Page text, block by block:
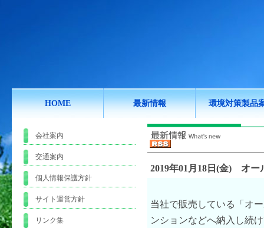
HOME 最新情報 環境対策製品
会社案内
交通案内
個人情報保護方針
サイト運営方針
リンク集
2019年01月18日(金) オー
当社で販売している「オ
ンションなどへ納入し続